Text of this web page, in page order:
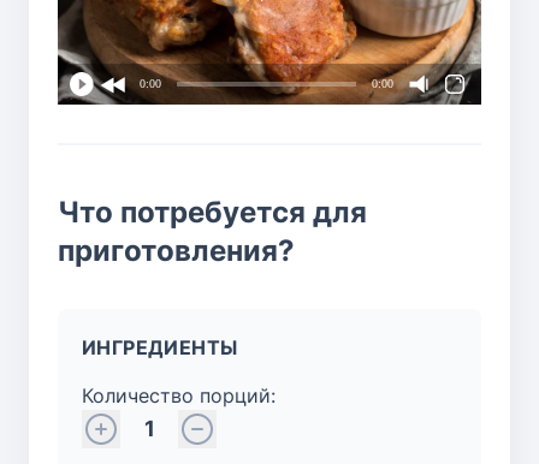
0:00 0:00
Что потребуется для
приготовления?
ИНГРЕДИЕНТЫ
Количество порций:
1